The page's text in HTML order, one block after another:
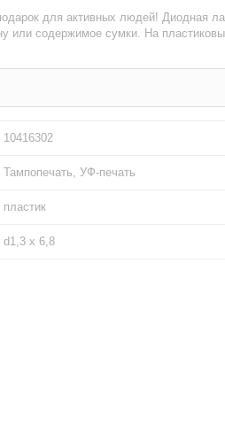
для активных людей! Диодная
или содержимое сумки. На
10416302
Тампопечать, УФ-печать
пластик
d1,3 х 6,8